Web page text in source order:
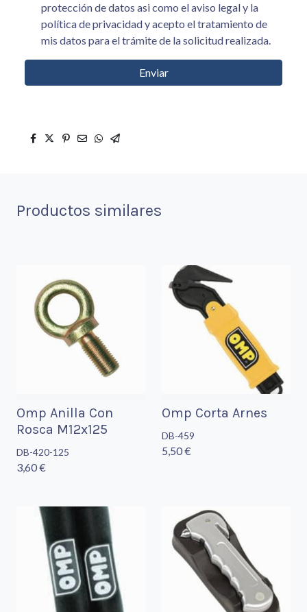
protección de datos asi como el aviso legal y la
política de privacidad y acepto el tratamiento de
mis datos para el trámite de la solicitud realizada.
Enviar
Productos similares
Omp Anilla Con
Rosca M12x125
DB-420-125
3,60 €
Omp Corta Arnes
DB-459
5,50 €